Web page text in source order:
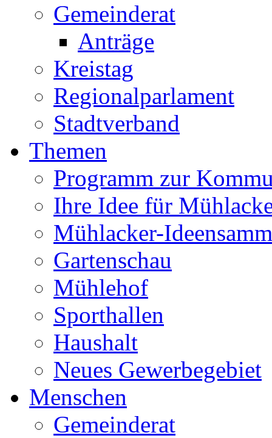
Gemeinderat
Anträge
Kreistag
Regionalparlament
Stadtverband
Themen
Programm zur
Ihre Idee für
Mühlacker-
Gartenschau
Mühlehof
Sporthallen
Haushalt
Neues Gewerbegebiet
Menschen
Gemeinderat